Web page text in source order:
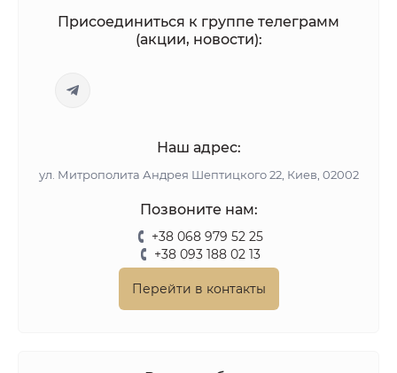
Присоединиться к группе телеграмм
(акции, новости):
Наш адрес:
ул. Митрополита Андрея Шептицкого 22, Киев, 02002
Позвоните нам:
+38 068 979 52 25
+38 093 188 02 13
Перейти в контакты